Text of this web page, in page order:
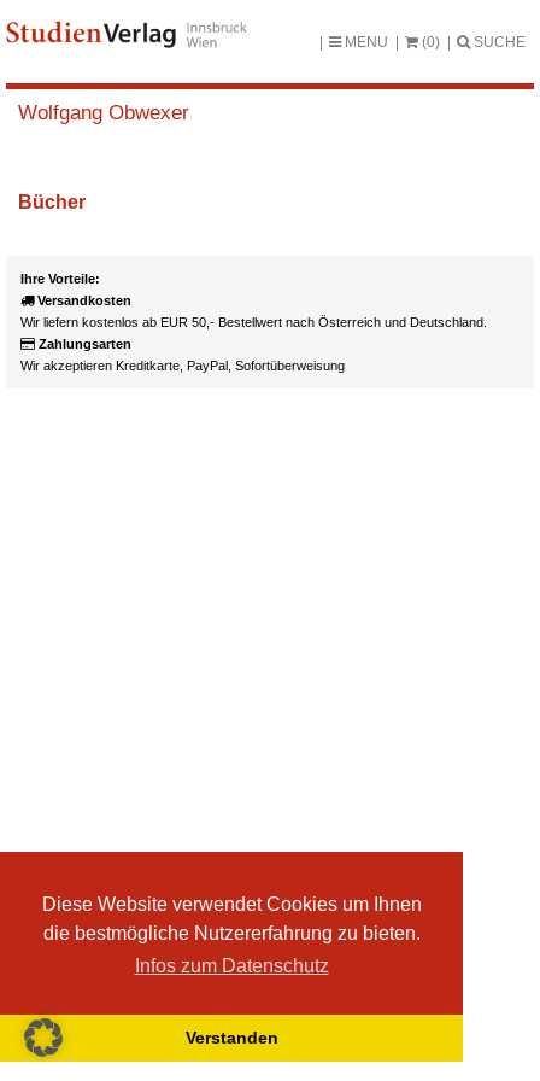
Diese Website verwendet Cookies um Ihnen
die bestmögliche Nutzererfahrung zu bieten.
Infos zum Datenschutz
Verstanden
MENU (0) SUCHE
Wolfgang Obwexer
Bücher
Ihre Vorteile:
Versandkosten
Wir liefern kostenlos ab EUR 50,- Bestellwert nach Österreich und Deutschland.
Zahlungsarten
Wir akzeptieren Kreditkarte, PayPal, Sofortüberweisung